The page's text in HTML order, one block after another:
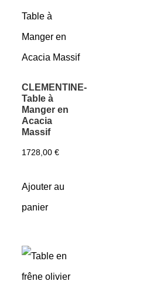
CLEMENTINE-
Table à
Manger en
Acacia
Massif
1728,00 €
Ajouter au
panier